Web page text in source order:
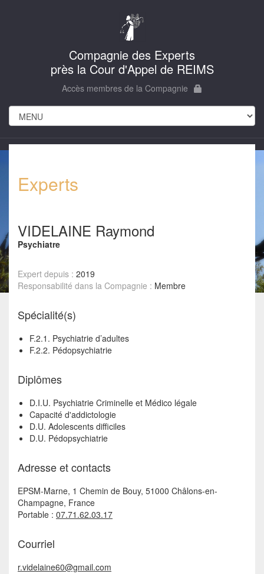
Compagnie des Experts
près la Cour d'Appel de REIMS
Accès membres de la Compagnie
Experts
VIDELAINE Raymond
Psychiatre
Expert depuis : 2019
Responsabilité dans la Compagnie : Membre
Spécialité(s)
F.2.1. Psychiatrie d’adultes
F.2.2. Pédopsychiatrie
Diplômes
D.I.U. Psychiatrie Criminelle et Médico légale
Capacité d'addictologie
D.U. Adolescents difficiles
D.U. Pédopsychiatrie
Adresse et contacts
EPSM-Marne, 1 Chemin de Bouy, 51000 Châlons-en-
Champagne, France
Portable : 07.71.62.03.17
Courriel
r.videlaine60@gmail.com